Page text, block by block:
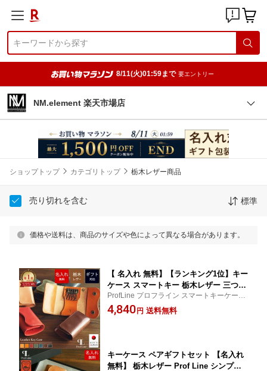
8/11(火)01:59まで 要エントリー
NM.element 楽天市場店
ショップトップ カテゴリトップ 栃木レザー商品
売り切れを含む 標準
価格や送料は、商品のサイズや色によって異なる場合があります。
【 名入れ 無料】【ランキング1位】キー
ケース スマートキー 栃木レザー 三つ折
り シンプル 日本製 革 メンズ レディー
ス 肉厚 おしゃれ ギフト 本革 レザー カ
ProfLine プロフライン スマートキーケース
ブランド 牛革 大人 カップル オリジナル 人
気 キーケースメンズ コンパクト キーホル
4,840 円 送料無料
キーケース ペアギフトセット 【名入れ
無料】 栃木レザー Prof Line シンプル 5